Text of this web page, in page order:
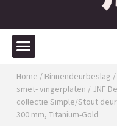
Home / Binnendeurbeslag /
smet- vingerplaten / JNF
collectie Simple/Stout
300 mm, Titanium-Gold